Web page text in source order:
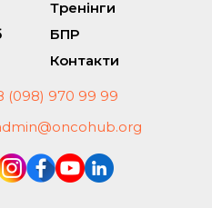
Тренінги
БПР
Контакти
(098) 970 99 99